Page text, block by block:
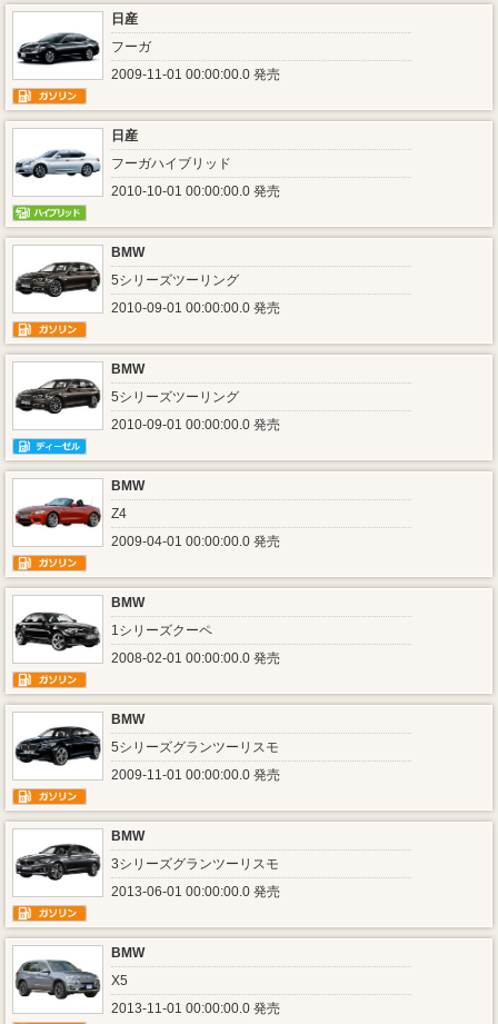
日産
フーガ
2009-11-01 00:00:00.0 発売
日産
フーガハイブリッド
2010-10-01 00:00:00.0 発売
BMW
5シリーズツーリング
2010-09-01 00:00:00.0 発売
BMW
5シリーズツーリング
2010-09-01 00:00:00.0 発売
BMW
Z4
2009-04-01 00:00:00.0 発売
BMW
1シリーズクーペ
2008-02-01 00:00:00.0 発売
BMW
5シリーズグランツーリスモ
2009-11-01 00:00:00.0 発売
BMW
3シリーズグランツーリスモ
2013-06-01 00:00:00.0 発売
BMW
X5
2013-11-01 00:00:00.0 発売